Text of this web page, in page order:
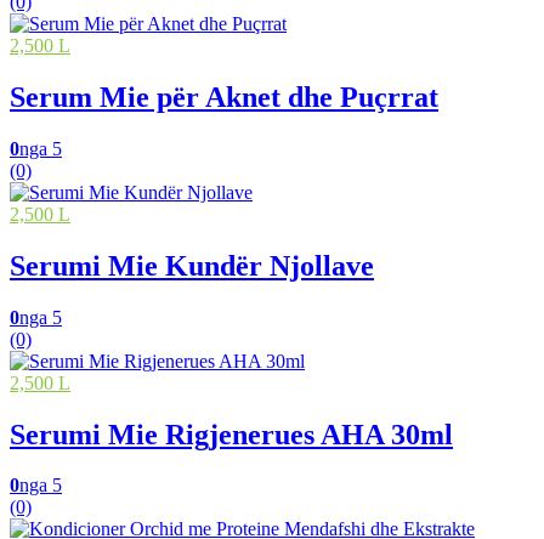
2,500 L
Serum Mie për Aknet dhe Puçrrat
0nga 5
(0)
2,500 L
Serumi Mie Kundër Njollave
0nga 5
(0)
2,500 L
Serumi Mie Rigjenerues AHA 30ml
0nga 5
(0)